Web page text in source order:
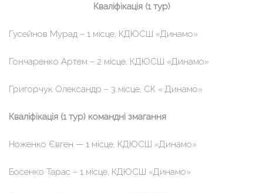
Кваліфікація (1 тур)
Гусейнов Мурад – 1 місце, КДЮСШ «Динамо»
Гончаренко Артем – 2 місце, КДЮСШ «Динамо»
Григорчук Олександр – 3 місце, СК « Динамо»
Кваліфікація (1 тур) командні змагання
Ноженко Євген — 1 місце, КДЮСШ «Динамо»
Босенко Тарас – 1 місце, КДЮСШ «Динамо»